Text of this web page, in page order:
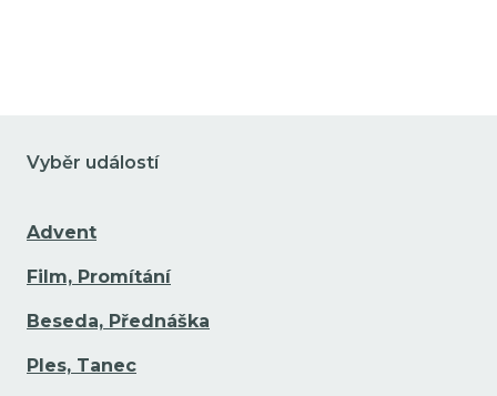
Vyběr událostí
Advent
Film, Promítání
Beseda, Přednáška
Ples, Tanec